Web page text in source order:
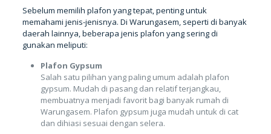
Sebelum memilih plafon yang tepat, penting untuk
memahami jenis-jenisnya. Di Warungasem, seperti di banyak
daerah lainnya, beberapa jenis plafon yang sering di
gunakan meliputi:
Plafon Gypsum
Salah satu pilihan yang paling umum adalah plafon
gypsum. Mudah di pasang dan relatif terjangkau,
membuatnya menjadi favorit bagi banyak rumah di
Warungasem. Plafon gypsum juga mudah untuk di cat
dan dihiasi sesuai dengan selera.